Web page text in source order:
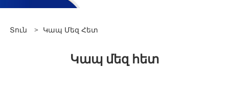
Տուն > Կապ Մեզ Հետ
Կապ մեզ հետ